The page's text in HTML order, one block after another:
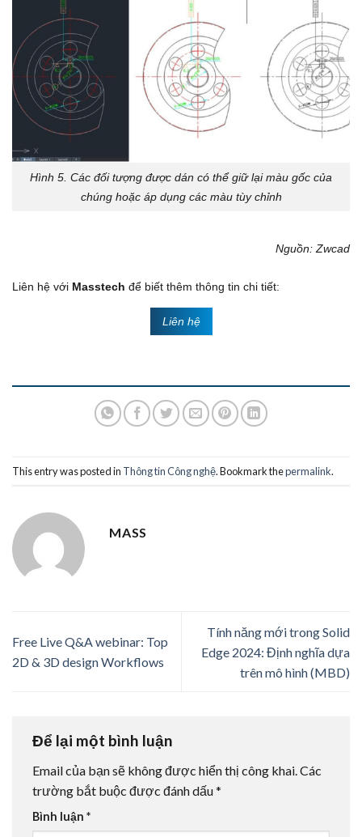
Hình 5. Các đối tượng được dán có thể giữ lại màu gốc của
chúng hoặc áp dụng các màu tùy chỉnh
Nguồn: Zwcad
Liên hệ với Masstech để biết thêm thông tin chi tiết:
Liên hệ
This entry was posted in Thông tin Công nghệ. Bookmark thepermalink.
MASS
Free Live Q&A webinar: Top
2D & 3D design Workflows
Tính năng mới trong Solid
Edge 2024: Định nghĩa dựa
trên mô hình (MBD)
Để lại một bình luận
Email của bạn sẽ không được hiển thị công khai.Các
trường bắt buộc được đánh dấu*
Bình luận *